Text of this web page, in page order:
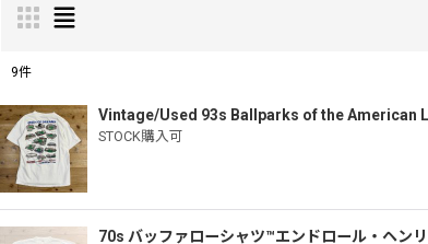
表示数:
並び順
9件
Vintage/Used 93s Ballparks of the American
STOCK購入可
70s バッファローシャツ™️エンドロール・ヘン